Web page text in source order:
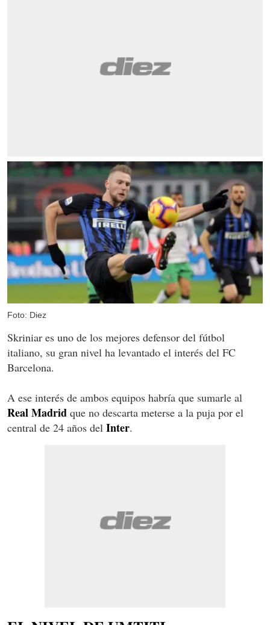
Foto: Diez
Skriniar es uno de los mejores defensor del fútbol
italiano, su gran nivel ha levantado el interés del FC
Barcelona.
A ese interés de ambos equipos habría que sumarle al
Real Madrid que no descarta meterse a la puja por el
central de 24 años del Inter.